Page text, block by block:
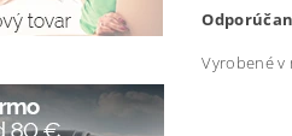
Vyrobené v